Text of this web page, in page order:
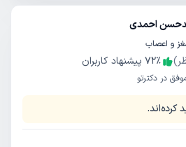
احمدی
و اعصاب
72٪
پیشنهاد کاربران
در دکترتو
کرده‌اند.